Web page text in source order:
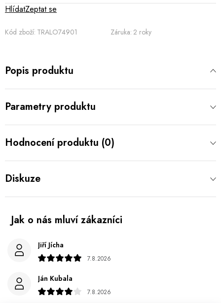
Kód zboží: TRALO74901 Záruka: 2 roky
Zeptat se
Hlídat
Popis produktu
Parametry produktu
Hodnocení produktu (0)
Diskuze
Jiří Jícha
7.8.2026
Ján Kubala
7.8.2026